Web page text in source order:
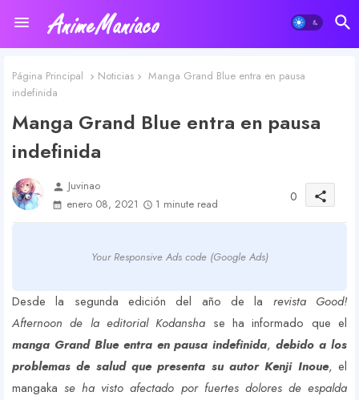
Página Principal Noticias
Manga Grand Blue entra en pausa
indefinida
Manga Grand Blue entra en pausa
indefinida
person Juvinao
enero 08, 2021
1 minute read 0 share
Your Responsive Ads code (Google Ads)
Desde la segunda edición del año de la revista Good!
Afternoon de la editorial Kodansha se ha informado que el
manga Grand Blue entra en pausa indefinida,debido a los
problemas de salud que presenta su autor Kenji Inoue, el
mangakase ha visto afectado por fuertes dolores de espalda